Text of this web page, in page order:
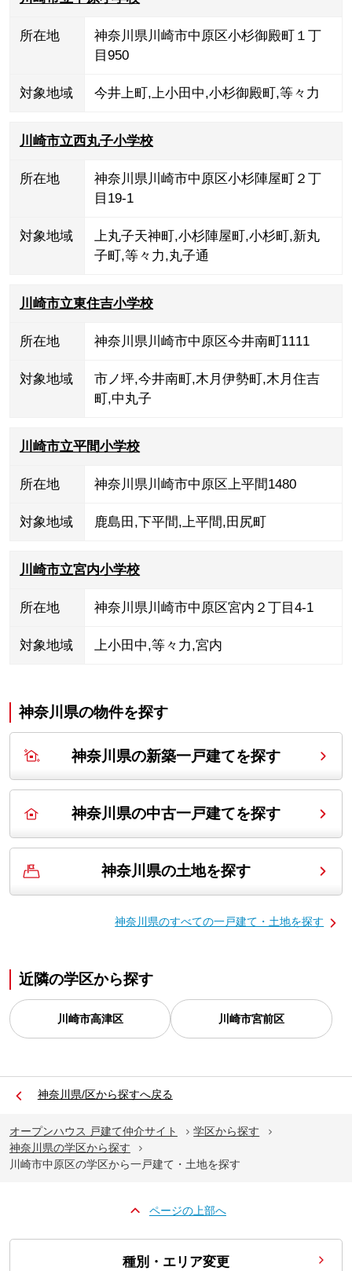
所在地
神奈川県川崎市中原区小杉御殿町１丁
目950
対象地域 今井上町 ,上小田中,小杉御殿町 ,等々力
川崎市立西丸子小学校
所在地
神奈川県川崎市中原区小杉陣屋町２丁
目19-1
対象地域 上丸子天神町 ,小杉陣屋町 ,小杉町 ,新丸
子町 ,等々力,丸子通
川崎市立東住吉小学校
所在地 神奈川県川崎市中原区今井南町1111
対象地域 市ノ坪,今井南町 ,木月伊勢町 ,木月住吉
町 ,中丸子
川崎市立平間小学校
所在地 神奈川県川崎市中原区上平間1480
対象地域 鹿島田 ,下平間,上平間,田尻町
川崎市立宮内小学校
所在地 神奈川県川崎市中原区宮内２丁目4-1
対象地域 上小田中,等々力,宮内
神奈川県の物件を探す
神奈川県の新築一戸建てを探す
神奈川県の中古一戸建てを探す
神奈川県の土地を探す
神奈川県のすべての一戸建て・土地を探す
近隣の学区から探す
川崎市高津区 川崎市宮前区
神奈川県/区から探すへ戻る
オープンハウス 戸建て仲介サイト
学区から探す
神奈川県の学区から探す
川崎市中原区の学区から一戸建て・土地を探す
ページの上部へ
種別・エリア変更